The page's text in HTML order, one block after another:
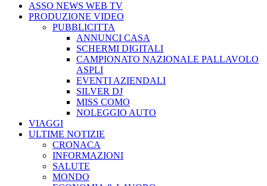
ASSO NEWS WEB TV
PRODUZIONE VIDEO
PUBBLICITTA
ANNUNCI CASA
SCHERMI DIGITALI
CAMPIONATO NAZIONALE PALLAVOLO
ASPLI
EVENTI AZIENDALI
SILVER DJ
MISS COMO
NOLEGGIO AUTO
VIAGGI
ULTIME NOTIZIE
CRONACA
INFORMAZIONI
SALUTE
MONDO